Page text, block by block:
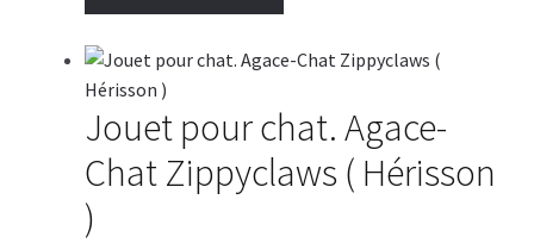
Pizza
et
Cola
Jouet pour chat. Agace-
Chat Zippyclaws ( Hérisson
)